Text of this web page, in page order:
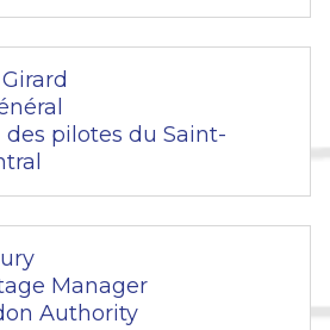
pilotes du Saint-
Manager
Authority